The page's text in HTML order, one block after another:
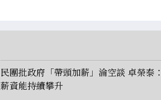
民團批政府「帶頭加薪」淪空談 卓榮泰
薪資能持續攀升